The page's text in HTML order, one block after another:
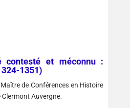
contesté et méconnu :
1351)
de Conférences en Histoire
Clermont Auvergne.